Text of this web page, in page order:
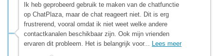
Ik heb geprobeerd gebruik te maken van de chatfunctie
op ChatPlaza, maar de chat reageert niet. Dit is erg
frustrerend, vooral omdat ik niet weet welke andere
contactkanalen beschikbaar zijn. Ook mijn vrienden
ervaren dit probleem. Het is belangrijk voor... Lees meer